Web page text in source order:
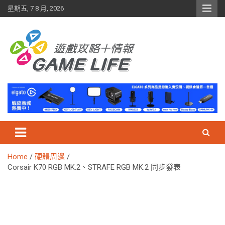
Skip
to
星期五, 7 8 月, 2026
Home
硬體周邊
Corsair K70 RGB MK.2、STRAFE RGB MK.2 同步發表